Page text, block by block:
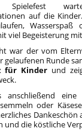
Spielefest
auf die
viel Begeisterung
war der vom
gelaufenen Runde
für Kinderund
eine
oder
Dankeschön
und die köstliche